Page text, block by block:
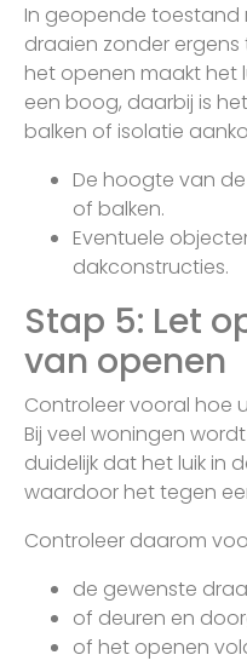
In geopende toestand
draaien zonder
het openen maakt het
een boog, daarbij is
balken of isolatie
De hoogte van
of balken.
Eventuele
dakconstructies.
Stap 5: Let
van openen
Controleer vooral hoe
Bij veel woningen
duidelijk dat het luik in
waardoor het tegen
Controleer daarom
de gewenste
of deuren en
of het openen